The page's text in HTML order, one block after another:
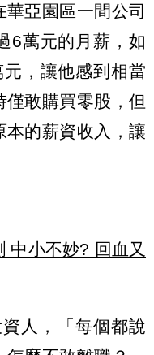
華亞園區一間公司
6萬元的月薪，如
，讓他感到相當
敢購買零股，但
本的薪資收入，讓
小不妙? 回血又
人，「每個都說